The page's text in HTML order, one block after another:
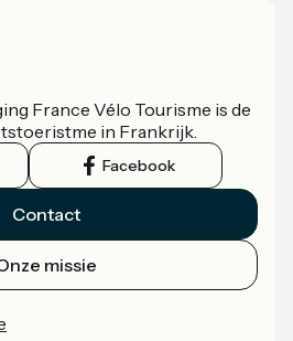
France Vélo Tourisme is de
in Frankrijk.
Facebook
Contact
missie